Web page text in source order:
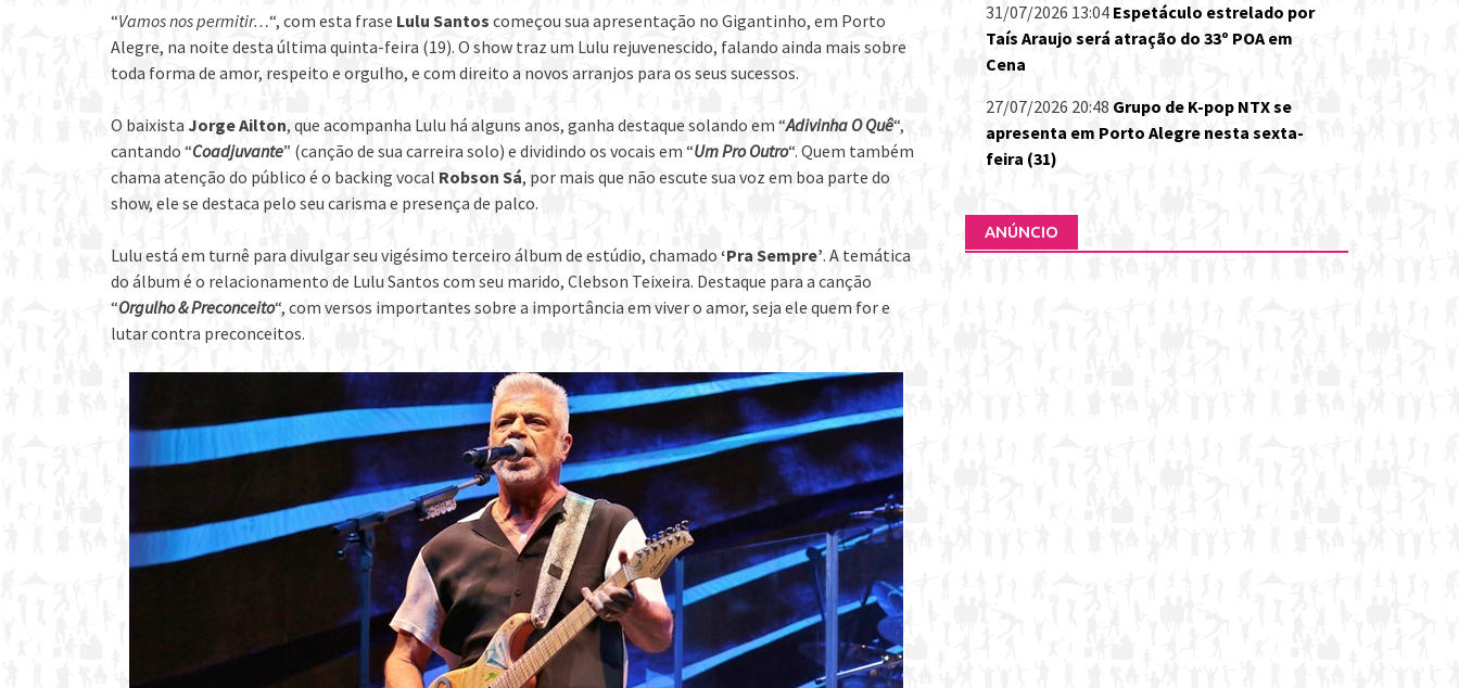
“Vamos nos permitir…“, com esta frase Lulu Santos começou sua apresentação no Gigantinho, em Porto
Alegre, na noite desta última quinta-feira (19). O show traz um Lulu rejuvenescido, falando ainda mais sobre
toda forma de amor, respeito e orgulho, e com direito a novos arranjos para os seus sucessos.
O baixista Jorge Ailton, que acompanha Lulu há alguns anos, ganha destaque solando em “Adivinha O Quê“,
cantando “Coadjuvante” (canção de sua carreira solo) e dividindo os vocais em “Um Pro Outro“. Quem também
chama atenção do público é o backing vocal Robson Sá, por mais que não escute sua voz em boa parte do
show, ele se destaca pelo seu carisma e presença de palco.
Lulu está em turnê para divulgar seu vigésimo terceiro álbum de estúdio, chamado ‘Pra Sempre’. A temática
do álbum é o relacionamento de Lulu Santos com seu marido, Clebson Teixeira. Destaque para a canção
“Orgulho & Preconceito“, com versos importantes sobre a importância em viver o amor, seja ele quem for e
lutar contra preconceitos.
31/07/2026 13:04 Espetáculo estrelado por
Taís Araujo será atração do 33º POA em
Cena
27/07/2026 20:48 Grupo de K-pop NTX se
apresenta em Porto Alegre nesta sexta-
feira (31)
ANÚNCIO